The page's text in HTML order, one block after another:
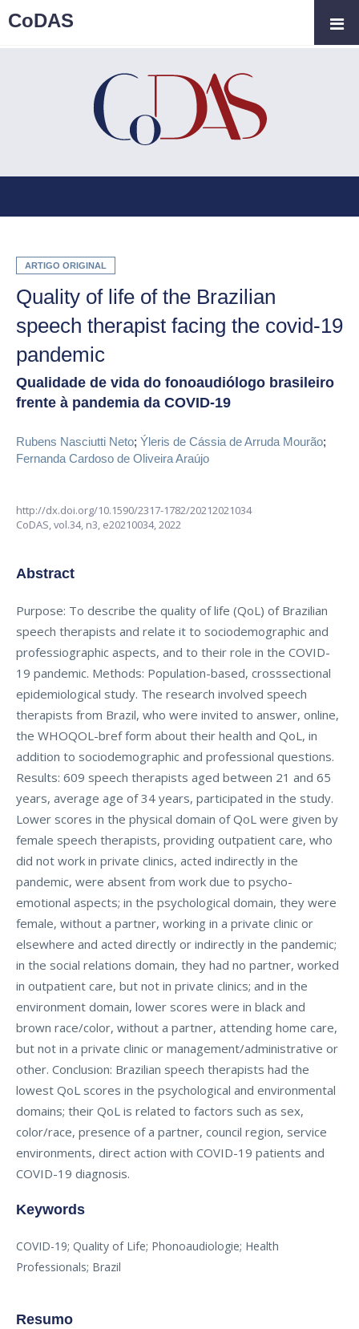
ARTIGO ORIGINAL
Quality of life of the Brazilian
speech therapist facing the covid-19
pandemic
Qualidade de vida do fonoaudiólogo brasileiro
frente à pandemia da COVID-19
Rubens Nasciutti Neto; Ýleris de Cássia de Arruda Mourão;
Fernanda Cardoso de Oliveira Araújo
http://dx.doi.org/10.1590/2317-1782/20212021034
CoDAS,vol.34, n3, e20210034, 2022
Abstract
Purpose: To describe the quality of life (QoL) of Brazilian
speech therapists and relate it to sociodemographic and
professiographic aspects, and to their role in the COVID-
19 pandemic. Methods: Population-based, crosssectional
epidemiological study. The research involved speech
therapists from Brazil, who were invited to answer, online,
the WHOQOL-bref form about their health and QoL, in
addition to sociodemographic and professional questions.
Results: 609 speech therapists aged between 21 and 65
years, average age of 34 years, participated in the study.
Lower scores in the physical domain of QoL were given by
female speech therapists, providing outpatient care, who
did not work in private clinics, acted indirectly in the
pandemic, were absent from work due to psycho-
emotional aspects; in the psychological domain, they were
female, without a partner, working in a private clinic or
elsewhere and acted directly or indirectly in the pandemic;
in the social relations domain, they had no partner, worked
in outpatient care, but not in private clinics; and in the
environment domain, lower scores were in black and
brown race/color, without a partner, attending home care,
but not in a private clinic or management/administrative or
other. Conclusion: Brazilian speech therapists had the
lowest QoL scores in the psychological and environmental
domains; their QoL is related to factors such as sex,
color/race, presence of a partner, council region, service
environments, direct action with COVID-19 patients and
COVID-19 diagnosis.
Keywords
COVID-19; Quality of Life; Phonoaudiologie; Health
Professionals; Brazil
Resumo
CoDAS